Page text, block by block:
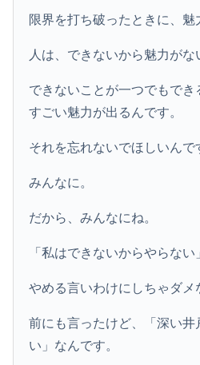
限界を打ち破ったときに、魅
人は、できないから魅力がな
できないことが一つでもでき
すごい魅力が出るんです。
それを忘れないでほしいんで
みんなに。
だから、みんなにね。
「私はできないからやらない
やめる言いわけにしちゃダメ
前にも言ったけど、「深い
い」なんです。